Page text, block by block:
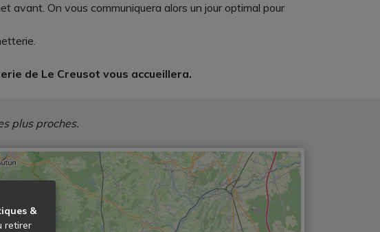
On vous communiquera alors un jour optimal pour
de Le Creusot vous accueillera.
plus proches.
&
retirer